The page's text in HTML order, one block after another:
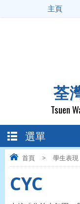
荃
Tsuen
主頁
選單
首頁 > 學生表現
CYC